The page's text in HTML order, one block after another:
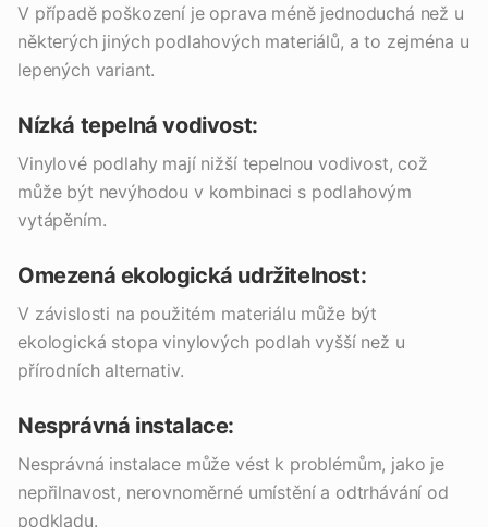
V případě poškození je oprava méně jednoduchá než u
některých jiných podlahových materiálů, a to zejména u
lepených variant.
Nízká tepelná vodivost:
Vinylové podlahy mají nižší tepelnou vodivost, což
může být nevýhodou v kombinaci s podlahovým
vytápěním.
Omezená ekologická udržitelnost:
V závislosti na použitém materiálu může být
ekologická stopa vinylových podlah vyšší než u
přírodních alternativ.
Nesprávná instalace:
Nesprávná instalace může vést k problémům, jako je
nepřilnavost, nerovnoměrné umístění a odtrhávání od
podkladu.